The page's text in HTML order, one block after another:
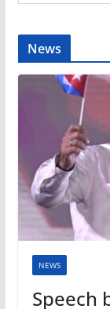
News
NEWS
Speech